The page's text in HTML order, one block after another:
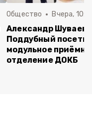
Общество Вчера,
Александр Шуваев
Поддубный
модульное
отделение ДОКБ